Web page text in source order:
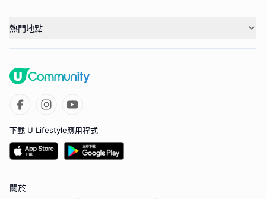
熱門地點
下載 U Lifestyle應用程式
關於